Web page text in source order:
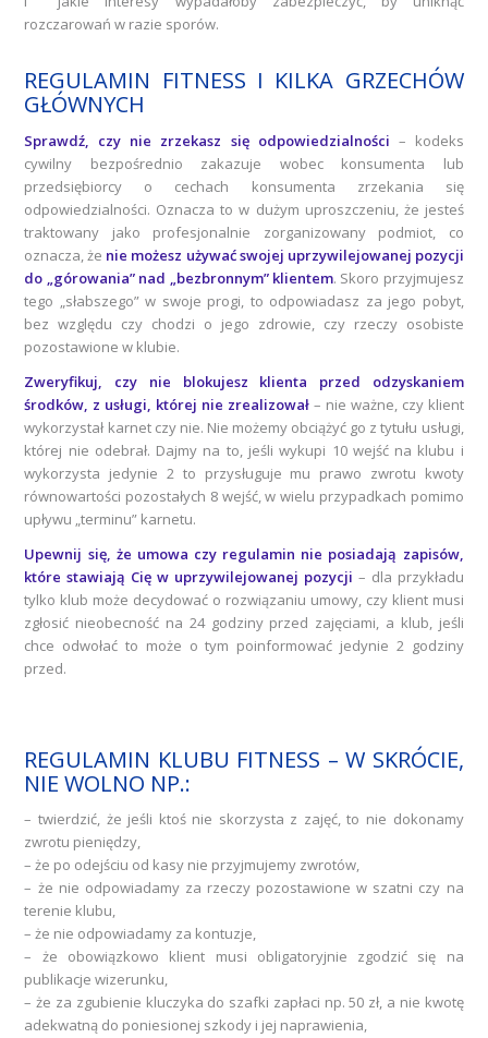
rozczarowań w razie sporów.
REGULAMIN FITNESS I KILKA GRZECHÓW
GŁÓWNYCH
Sprawdź, czy nie zrzekasz się odpowiedzialności – kodeks
cywilny bezpośrednio zakazuje wobec konsumenta lub
przedsiębiorcy o cechach konsumenta zrzekania się
odpowiedzialności. Oznacza to w dużym uproszczeniu, że jesteś
traktowany jako profesjonalnie zorganizowany podmiot, co
oznacza, że nie możesz używać swojej uprzywilejowanej pozycji
do „górowania” nad „bezbronnym” klientem. Skoro przyjmujesz
tego „słabszego” w swoje progi, to odpowiadasz za jego pobyt,
bez względu czy chodzi o jego zdrowie, czy rzeczy osobiste
pozostawione w klubie.
Zweryfikuj, czy nie blokujesz klienta przed odzyskaniem
środków, z usługi, której nie zrealizował – nie ważne, czy klient
wykorzystał karnet czy nie. Nie możemy obciążyć go z tytułu usługi,
której nie odebrał. Dajmy na to, jeśli wykupi 10 wejść na klubu i
wykorzysta jedynie 2 to przysługuje mu prawo zwrotu kwoty
równowartości pozostałych 8 wejść, w wielu przypadkach pomimo
upływu „terminu” karnetu.
Upewnij się, że umowa czy regulamin nie posiadają zapisów,
które stawiają Cię w uprzywilejowanej pozycji – dla przykładu
tylko klub może decydować o rozwiązaniu umowy, czy klient musi
zgłosić nieobecność na 24 godziny przed zajęciami, a klub, jeśli
chce odwołać to może o tym poinformować jedynie 2 godziny
przed.
REGULAMIN KLUBU FITNESS – W SKRÓCIE,
NIE WOLNO NP.:
– twierdzić, że jeśli ktoś nie skorzysta z zajęć, to nie dokonamy
zwrotu pieniędzy,
– że po odejściu od kasy nie przyjmujemy zwrotów,
– że nie odpowiadamy za rzeczy pozostawione w szatni czy na
terenie klubu,
– że nie odpowiadamy za kontuzje,
– że obowiązkowo klient musi obligatoryjnie zgodzić się na
publikacje wizerunku,
– że za zgubienie kluczyka do szafki zapłaci np. 50 zł, a nie kwotę
adekwatną do poniesionej szkody i jej naprawienia,